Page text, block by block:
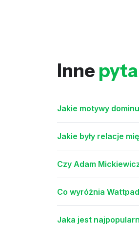
Inne
Jakie motywy
Jakie były relacje
Czy Adam
Co wyróżnia
Jaka jest